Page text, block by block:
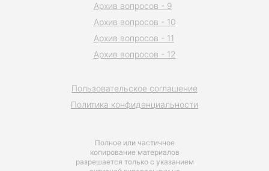
Полное или частичное
копирование материалов
разрешается только с указанием
Пользовательское соглашение
Политика конфиденциальности
Архив вопросов - 9
Архив вопросов - 10
Архив вопросов - 11
Архив вопросов - 12